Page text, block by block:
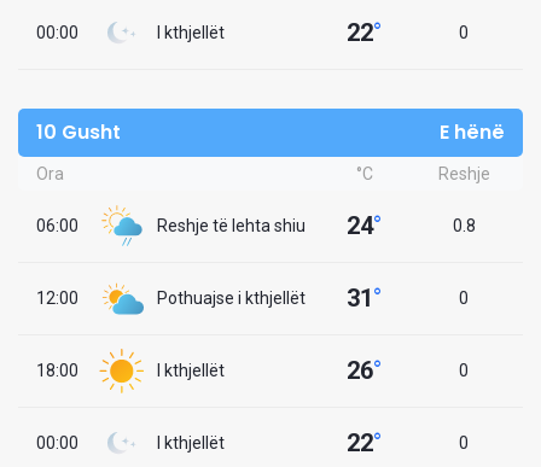
00:00 I kthjellët 22° 0
10 Gusht E hënë
Ora °C Reshje
06:00 Reshje të lehta shiu 24° 0.8
12:00 Pothuajse i kthjellët 31° 0
18:00 I kthjellët 26° 0
00:00 I kthjellët 22° 0